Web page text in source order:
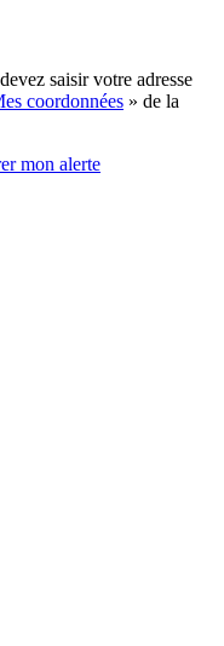
saisir votre adresse
coordonnées » de la
mon alerte